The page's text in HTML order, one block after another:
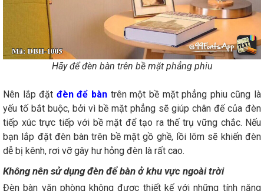
Hãy để đèn bàn trên bề mặt phẳng phiu
Nên lắp đặt đèn để bàn trên một bề mặt phẳng phiu cũng là
yếu tố bắt buộc, bởi vì bề mặt phẳng sẽ giúp chân đế của đèn
tiếp xúc trực tiếp với bề mặt để tạo ra thế trụ vững chắc. Nếu
bạn lắp đặt đèn bàn trên bề mặt gồ ghề, lồi lõm sẽ khiến đèn
dễ bị kênh, rơi vỡ gây hư hỏng đèn là rất cao.
Không nên sử dụng đèn để bàn ở khu vực ngoài trời
Đèn bàn văn phòng không được thiết kế với những tính năng